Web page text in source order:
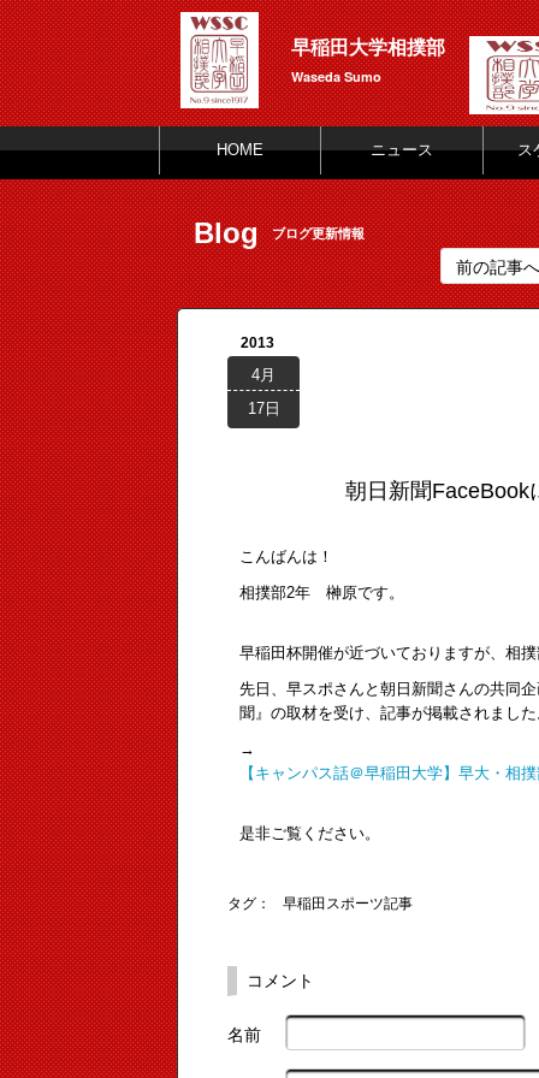
早稲田大学相撲部
Waseda Sumo
HOME ニュース ス
Blog ブログ更新情報
前の記事へ
2013
4月
17日
朝日新聞FaceBook
こんばんは！
相撲部2年 榊原です。
早稲田杯開催が近づいておりますが、相
先日、早スポさんと朝日新聞さんの共同
聞』の取材を受け、記事が掲載されまし
→
【キャンパス話＠早稲田大学】早大・相
是非ご覧ください。
タグ： 早稲田スポーツ記事
コメント
名前